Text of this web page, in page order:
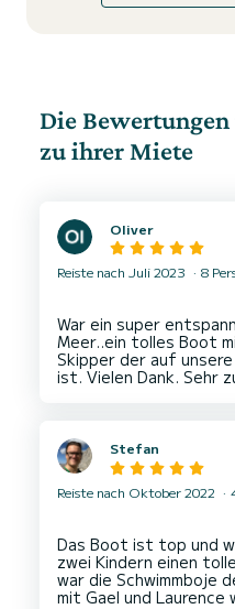
Die
zu ihrer Miete
Oliver
Reiste nach Juli 2023 8
War ein super
Meer..ein tolles Boot
Skipper der auf
Stefan
Reiste nach Oktober 2022
Das Boot ist top und
zwei Kindern einen
war die Schwimmboje
mit Gael und Laurence